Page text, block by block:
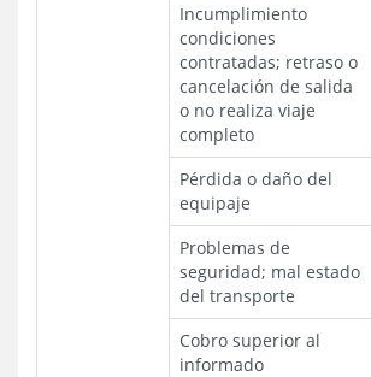
Incumplimiento
condiciones
contratadas; retraso o
cancelación de salida
o no realiza viaje
completo
Pérdida o daño del
equipaje
Problemas de
seguridad; mal estado
del transporte
Cobro superior al
informado